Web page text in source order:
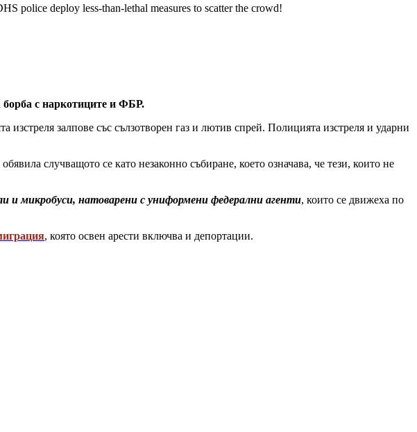
police deploy less-than-lethal measures to scatter the crowd!
борба с наркотиците и ФБР.
залпове със сълзотворен газ и лютив спрей. Полицията изстреля и ударни
случващото се като незаконно събиране, което означава, че тези, които не
и микробуси, натоварени с униформени федерални агенти, които се движеха по
, която освен арести включва и депортации.